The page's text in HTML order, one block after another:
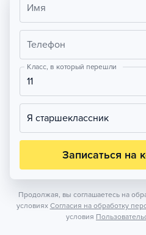
Имя
Телефон
Класс, в который перешли
11
Я старшеклассник
Записаться на
Продолжая, вы соглашаетесь на
условиях Согласия на обработку
условия